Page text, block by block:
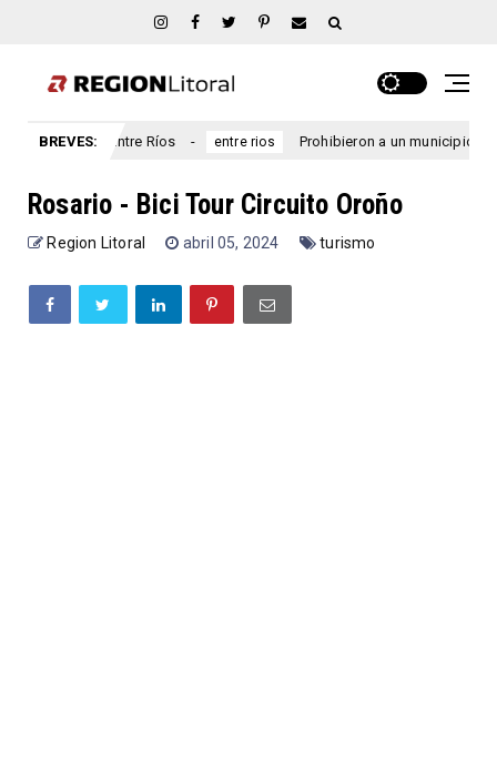
BREVES:
Entre Ríos entre rios Prohibieron a un municipio entrerriano
Rosario - Bici Tour Circuito Oroño
Region Litoral abril 05, 2024 turismo